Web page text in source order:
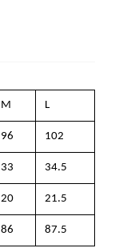
M L
96 102
33 34.5
20 21.5
86 87.5